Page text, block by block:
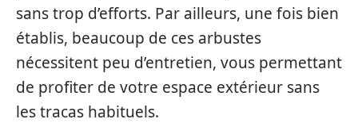
sans trop d’efforts. Par ailleurs, une fois bien
établis, beaucoup de ces arbustes
nécessitent peu d’entretien, vous permettant
de profiter de votre espace extérieur sans
les tracas habituels.